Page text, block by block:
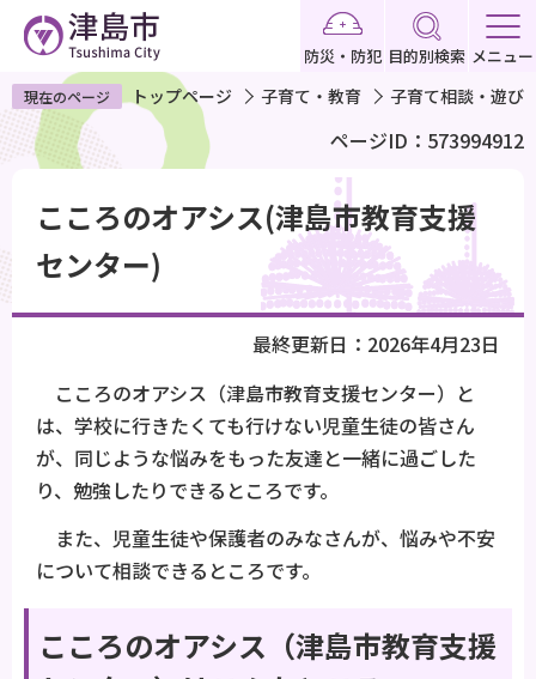
ペ
ー
ジ
で
す
防災・防犯 目的別検索 メニュー
現在のページ トップページ 子育て・教育 子育て相談・遊び
ページID：573994912
か
こころのオアシス(津島市教育支援
センター)
最終更新日：2026年4月23日
こころのオアシス（津島市教育支援センター）と
は、学校に行きたくても行けない児童生徒の皆さん
が、同じような悩みをもった友達と一緒に過ごした
り、勉強したりできるところです。
また、児童生徒や保護者のみなさんが、悩みや不安
について相談できるところです。
こころのオアシス（津島市教育支援